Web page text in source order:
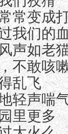
常变成
我们的
声如老
不敢咳
乱飞
轻声喘
里更多